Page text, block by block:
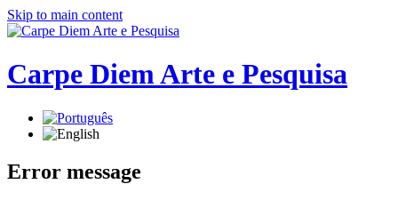
Skip to main content
Carpe Diem Arte e Pesquisa
Error message